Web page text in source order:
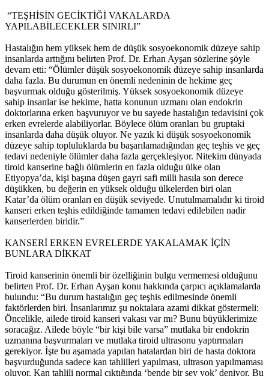
“TEŞHİSİN GECİKTİĞİ VAKALARDA
YAPILABİLECEKLER SINIRLI”
Hastalığın hem yüksek hem de düşük sosyoekonomik düzeye sahip
insanlarda arttığını belirten Prof. Dr. Erhan Ayşan sözlerine şöyle
devam etti: “Ölümler düşük sosyoekonomik düzeye sahip insanlarda
daha fazla. Bu durumun en önemli nedeninin de hekime geç
başvurmak olduğu gösterilmiş. Yüksek sosyoekonomik düzeye
sahip insanlar ise hekime, hatta konunun uzmanı olan endokrin
doktorlarına erken başvuruyor ve bu sayede hastalığın tedavisini çok
erken evrelerde alabiliyorlar. Böylece ölüm oranları bu gruptaki
insanlarda daha düşük oluyor. Ne yazık ki düşük sosyoekonomik
düzeye sahip topluluklarda bu başarılamadığından geç teşhis ve geç
tedavi nedeniyle ölümler daha fazla gerçekleşiyor. Nitekim dünyada
tiroid kanserine bağlı ölümlerin en fazla olduğu ülke olan
Etiyopya’da, kişi başına düşen gayri safi milli hasıla son derece
düşükken, bu değerin en yüksek olduğu ülkelerden biri olan
Katar’da ölüm oranları en düşük seviyede. Unutulmamalıdır ki tiroid
kanseri erken teşhis edildiğinde tamamen tedavi edilebilen nadir
kanserlerden biridir.”
KANSERİ ERKEN EVRELERDE YAKALAMAK İÇİN
BUNLARA DİKKAT
Tiroid kanserinin önemli bir özelliğinin bulgu vermemesi olduğunu
belirten Prof. Dr. Erhan Ayşan konu hakkında çarpıcı açıklamalarda
bulundu: “Bu durum hastalığın geç teşhis edilmesinde önemli
faktörlerden biri. İnsanlarımız şu noktalara azami dikkat göstermeli:
Öncelikle, ailede tiroid kanseri vakası var mı? Bunu büyüklerimize
soracağız. Ailede böyle “bir kişi bile varsa” mutlaka bir endokrin
uzmanına başvurmaları ve mutlaka tiroid ultrasonu yaptırmaları
gerekiyor. İşte bu aşamada yapılan hatalardan biri de hasta doktora
başvurduğunda sadece kan tahlilleri yapılması, ultrason yapılmaması
oluyor. Kan tahlili normal çıktığında ‘bende bir şey yok’ deniyor. Bu